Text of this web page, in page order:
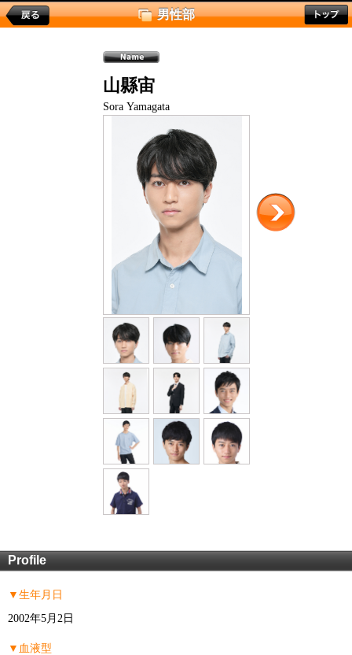
男性部
Profile
▼生年月日
2002年5月2日
▼血液型
山縣宙
Sora Yamagata